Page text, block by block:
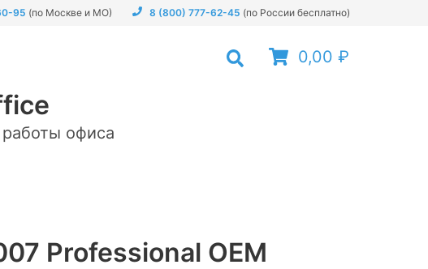
95 (по Москве и МО) 8 (800) 777-62-45 (по России бесплатно)
0,00 ₽
офиса
Professional OEM